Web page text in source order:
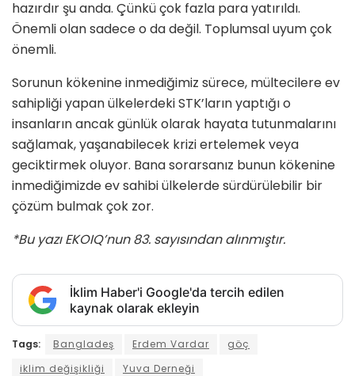
hazırdır şu anda. Çünkü çok fazla para yatırıldı.
Önemli olan sadece o da değil. Toplumsal uyum çok
önemli.
Sorunun kökenine inmediğimiz süre­ce, mültecilere ev
sahipliği yapan ül­kelerdeki STK’ların yaptığı o
insanların ancak günlük olarak hayata tutunmala­rını
sağlamak, yaşanabilecek krizi erte­lemek veya
geciktirmek oluyor. Bana sorarsanız bunun kökenine
inmediği­mizde ev sahibi ülkelerde sürdürülebilir bir
çözüm bulmak çok zor.
*Bu yazı EKOIQ’nun 83. sayısından alınmıştır.
İklim Haber'i Google'da tercih edilen
kaynak olarak ekleyin
Tags: Bangladeş Erdem Vardar
göç
iklim değişikliği
Yuva Derneği